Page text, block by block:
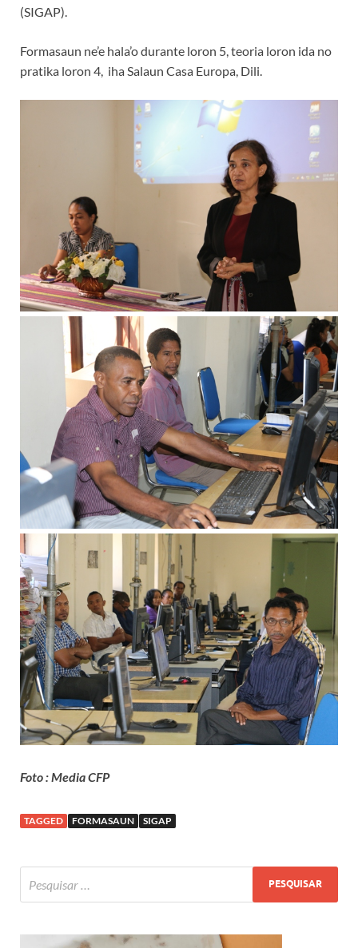
(SIGAP).
Formasaun ne’e hala’o durante loron 5, teoria loron ida no
pratika loron 4, iha Salaun Casa Europa, Dili.
Foto : Media CFP
TAGGED FORMASAUN SIGAP